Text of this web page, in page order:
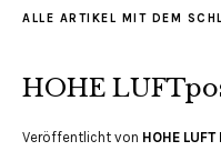
ALLE ARTIKEL MIT DEM
HOHE
Veröffentlicht von HOHE